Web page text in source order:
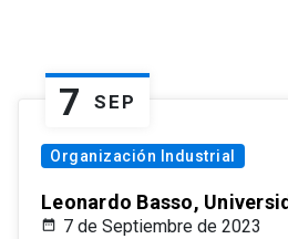
7 SEP
Organización Industrial
Leonardo Basso,
7 de Septiembre de 2023